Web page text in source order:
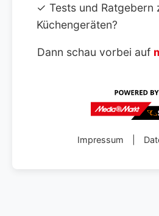
✓ Tests und Ratgebern
Küchengeräten?
Dann schau vorbei auf
Impressum